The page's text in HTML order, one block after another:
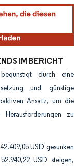
Namensnennung gemäß
IM BERICHT
durch eine
und günstige
Ansatz, um die
zu
USD gesunken
USD steigen,